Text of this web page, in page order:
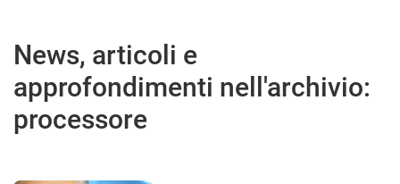
News, articoli e
approfondimenti nell'archivio:
processore